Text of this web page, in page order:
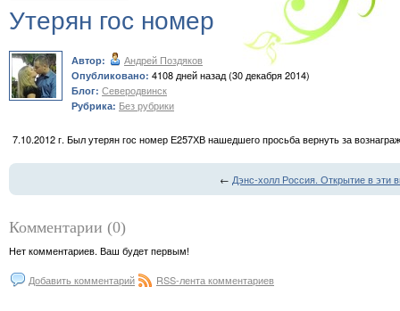
Утерян гос номер
Автор: Андрей Поздяков
Опубликовано: 4108 дней назад (30 декабря 2014)
Блог: Северодвинск
Рубрика: Без рубрики
7.10.2012 г. Был утерян гос номер Е257ХВ нашедшего просьба вернуть за
← Дэнс-холл Россия. Открытие в эти
Комментарии (0)
Нет комментариев. Ваш будет первым!
Добавить комментарий RSS-лента комментариев